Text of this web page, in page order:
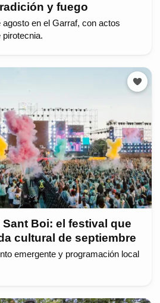
y fuego
agosto en el Garraf, con actos
pirotecnia.
Boi: el festival que
cultural de septiembre
emergente y programación local